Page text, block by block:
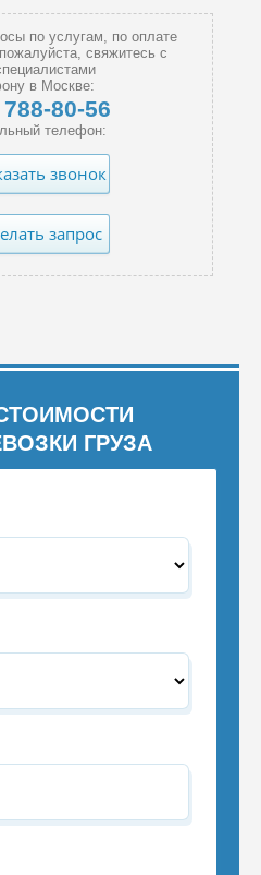
по услугам, по оплате
свяжитесь с
в Москве:
80-56
телефон:
звонок
запрос
ГРУЗА